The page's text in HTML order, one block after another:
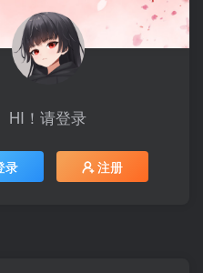
HI！请登录
录 注册